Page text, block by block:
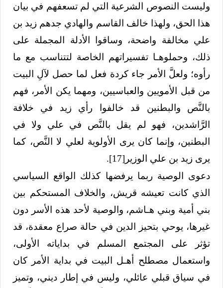
وليست النصوص الشرعية التي لم تسعفهم في بيان
هذا الحق، ولهذا خالف القاسم والهادي جدهم زيد بن
علي مخالفة واضحة، وساقوا الأدلة المجملة على
ذلك، وحملوهـا تفسيراتهم الخاصة لتتناسب مع ما
رأوه؛ ولعلَّ الأمر جاء كردة فعل لما حصل لآلِ البيت
من قبل الأمويين والعباسيين، ومهما يكن الأمر، فهم
بالنَّص والبطنين قد خالفوا رأي زيد في خلافة
الرَّاشدين، فهو لم يقل بالنَّص في علي ولا في
البطنين، وإنما كان يرى الأولوية لعلي لا النَّص، كما
يرى زيد بن علي الوزير [17]
.
دعوى الوصية ربما يرفضها كذلك الواقع السياسي
الذي كانت تعيشه قريش، والخلاف المستحكم بين
بني أمية وبني هـاشم، والوصية لأحد هذه الأسر دون
غيرها، يوحي بتحيز الدين في حالة صراع معقدة، قد
تؤثر على المجتمع المسلم في بداياته الأولى،
واستعمال مصطلح أهـل البيت في بداية الأمر كان
في سياق قبلي عائلي، وليس في إطار ديني، وتميز